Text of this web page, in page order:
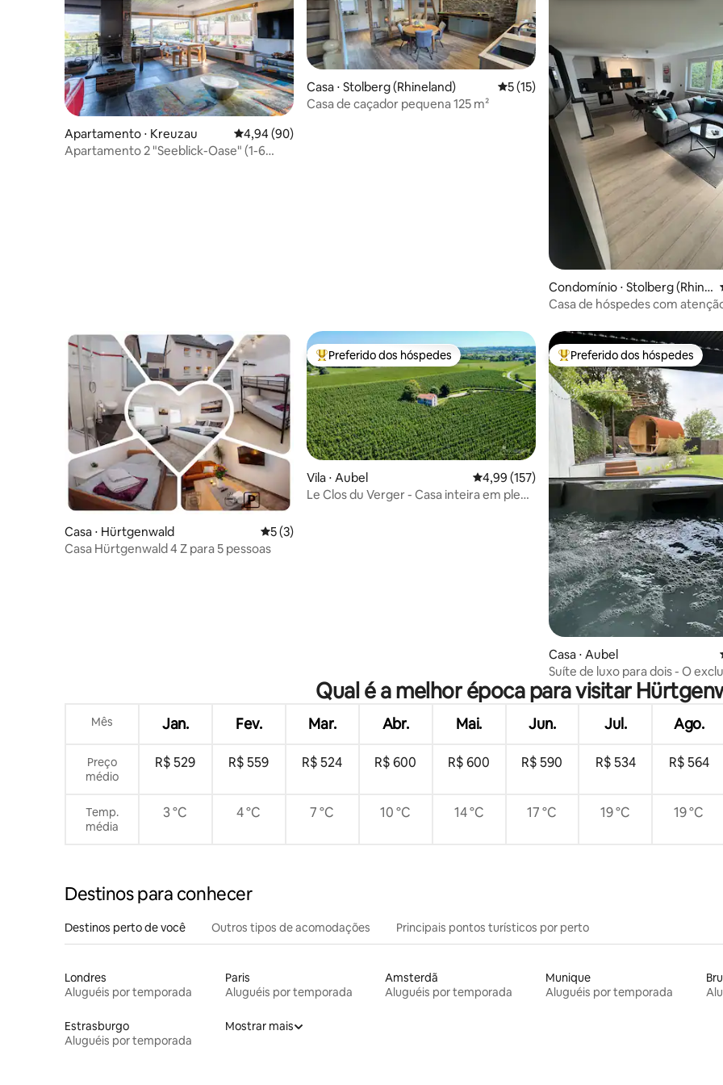
Apartamento ⋅ Kreuzau 4,94 de uma avaliação média de 5, 90 avaliações
4,94 (90)
Apartamento 2 "Seeblick-Oase" (1-6
Casa ⋅ Stolberg (Rhineland) 5 de uma avaliação média de 5, 15
5 (15)
Casa de caçador pequena 125 m²
Condomínio ⋅ Stolberg (Rhine
land)
Casa de hóspedes com
Casa ⋅ Hürtgenwald 5 de uma avaliação média de 5, 3 avaliações
5 (3)
Casa Hürtgenwald 4 Z para 5 pessoas
Entre os melhores preferidos dos hóspedes
Preferido dos hóspedes
Vila ⋅ Aubel 4,99 de uma avaliação média de 5, 157
4,99 (157)
Le Clos du Verger - Casa inteira em plena
Entre os melhores preferidos
Preferido dos hóspedes
Casa ⋅ Aubel
Suíte de luxo para dois - O
Caractère
Qual é a melhor época para visitar
Mês Jan. Fev. Mar. Abr. Mai. Jun. Jul. Ago.
Preço
médio
R$ 529 R$ 559 R$ 524 R$ 600 R$ 600 R$ 590 R$ 534 R$ 564
Temp.
média
3 °C 4 °C 7 °C 10 °C 14 °C 17 °C 19 °C 19 °C
Destinos para conhecer
Destinos perto de você Outros tipos de acomodações Principais pontos turísticos por perto
Londres
Aluguéis por temporada
Paris
Aluguéis por temporada
Amsterdã
Aluguéis por temporada
Munique
Aluguéis por temporada
Estrasburgo
Aluguéis por temporada
Mostrar mais